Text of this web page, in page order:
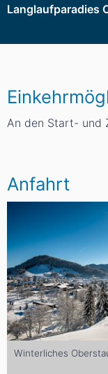
Langlaufparadies
An den Start- und
Anfahrt
Winterliches